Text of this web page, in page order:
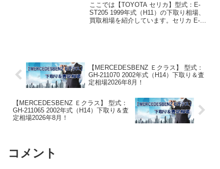
ここでは【TOYOTA セリカ】型式：E-
ST205 1999年式（H11）の下取り相場、
買取相場を紹介しています。セリカ E-
【MERCEDESBENZ Ｅクラス】 型式：
GH-211070 2002年式（H14）下取り＆査
定相場2026年8月！
【MERCEDESBENZ Ｅクラス】 型式：
GH-211065 2002年式（H14）下取り＆査
定相場2026年8月！
コメント